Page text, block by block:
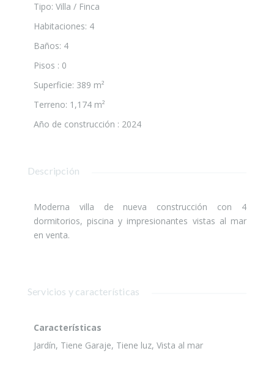
Tipo: Villa / Finca
Habitaciones: 4
Baños: 4
Pisos : 0
Superficie: 389 m²
Terreno: 1,174 m²
Año de construcción : 2024
Descripción
Moderna villa de nueva construcción con 4
dormitorios, piscina y impresionantes vistas al mar
en venta.
Servicios y características
Características
Jardín, Tiene Garaje, Tiene luz, Vista al mar